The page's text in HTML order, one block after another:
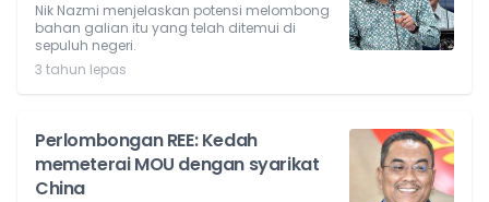
Nik Nazmi menjelaskan potensi melombong
bahan galian itu yang telah ditemui di
sepuluh negeri.
3 tahun lepas
Perlombongan REE: Kedah
memeterai MOU dengan syarikat
China